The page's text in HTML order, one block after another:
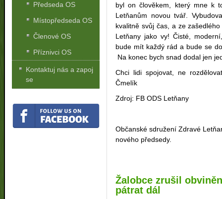
byl on člověkem, který mne k
Letňanům novou tvář.
kvalitně svůj čas, a ze
Letňany jako vy! Čisté,
bude mít každý rád a bude se
Na konec bych snad dodal jen
Chci lidi spojovat, ne
Čmelík
Zdroj: FB ODS Letňany
Občanské sdružení Zdravé
nového předsedy.
Žalobce zrušil
pátrat dál
Předseda OS
Místopředseda OS
Členové OS
Příznivci OS
Kontaktuj nás a zapoj
se